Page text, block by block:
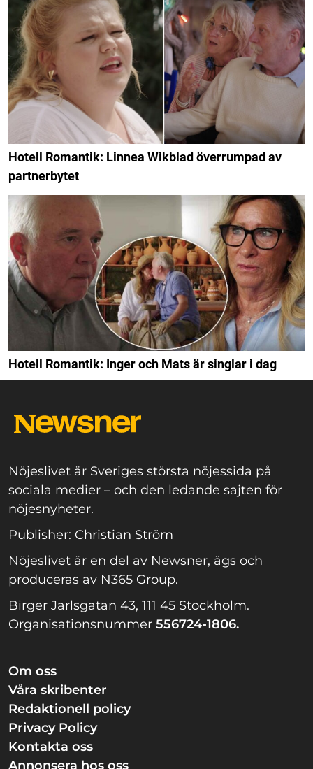
Hotell Romantik: Linnea Wikblad överrumpad av
partnerbytet
Hotell Romantik: Inger och Mats är singlar i dag
Nöjeslivet är Sveriges största nöjessida på
sociala medier – och den ledande sajten för
nöjesnyheter.
Publisher: Christian Ström
Nöjeslivet är en del av Newsner, ägs och
produceras av N365 Group.
Birger Jarlsgatan 43, 111 45 Stockholm.
Organisationsnummer 556724-1806.
Om oss
Våra skribenter
Redaktionell policy
Privacy Policy
Kontakta oss
Annonsera hos oss